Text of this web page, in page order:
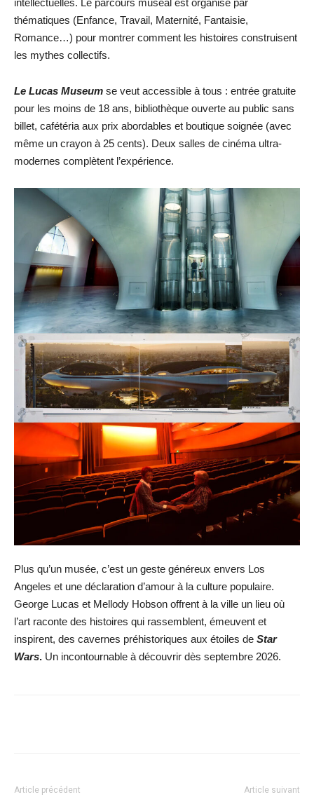
intellectuelles. Le parcours muséal est organisé par
thématiques (Enfance, Travail, Maternité, Fantaisie,
Romance…) pour montrer comment les histoires construisent
les mythes collectifs.
Le Lucas Museum se veut accessible à tous : entrée gratuite
pour les moins de 18 ans, bibliothèque ouverte au public sans
billet, cafétéria aux prix abordables et boutique soignée (avec
même un crayon à 25 cents). Deux salles de cinéma ultra-
modernes complètent l’expérience.
Plus qu’un musée, c’est un geste généreux envers Los
Angeles et une déclaration d’amour à la culture populaire.
George Lucas et Mellody Hobson offrent à la ville un lieu où
l’art raconte des histoires qui rassemblent, émeuvent et
inspirent, des cavernes préhistoriques aux étoiles de Star
Wars. Un incontournable à découvrir dès septembre 2026.
Article précédent Article suivant